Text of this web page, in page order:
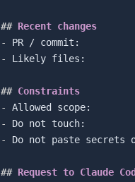
## Recent changes
-
-
Likely files:
## Constraints
-
-
-
Do not paste secrets
## Request to Claude